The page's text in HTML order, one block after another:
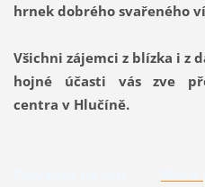
hrnek dobrého svařeného
Všichni zájemci z blízka i z
hojné účasti vás zve
centra v Hlučíně.